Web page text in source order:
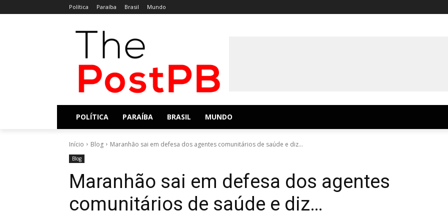
Política Paraíba Brasil Mundo
POLÍTICA PARAÍBA BRASIL MUNDO
Início Blog Maranhão sai em defesa dos agentes comunitários de saúde e diz...
Blog
Maranhão sai em defesa dos agentes
comunitários de saúde e diz…